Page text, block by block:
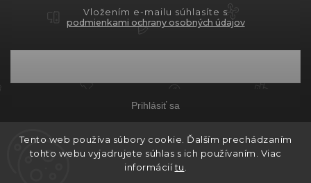
Tento web používa súbory cookie. Ďalším prechádzaním
tohto webu vyjadrujete súhlas s ich používaním. Viac
informáciítu
Vložením e-mailu súhlasíte s
podmienkami ochrany osobných údajov
Prihlásiť sa
Copyright 2026PROXIMA.store